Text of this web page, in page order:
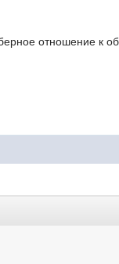
отношение к